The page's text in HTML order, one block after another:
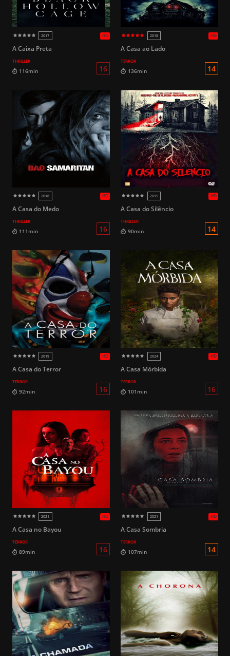
HD
HD
2024
16
90min 16 86min
93min 16 109min
A Caixa Preta
THRILLER
A Casa ao Lado
TERROR
A Casa do Medo
THRILLER
A Casa do Silêncio
THRILLER
A Casa do Terror
TERROR
A Casa Mórbida
TERROR
A Casa no Bayou
TERROR
A Casa Sombria
TERROR